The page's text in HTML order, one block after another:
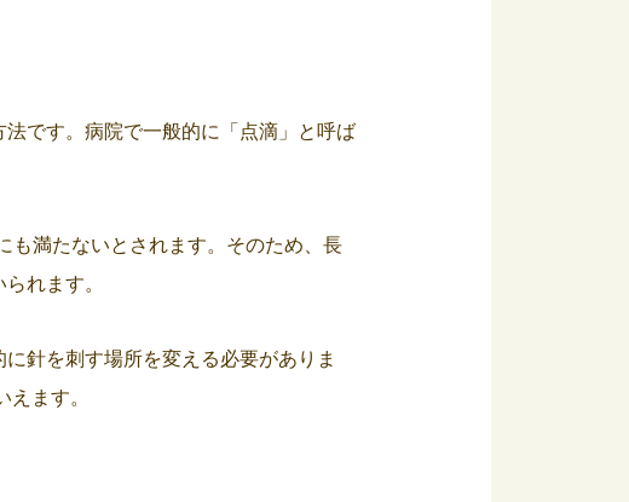
です。病院で一般的に「点滴」と呼ば
も満たないとされます。そのため、長
れます。
針を刺す場所を変える必要がありま
ます。